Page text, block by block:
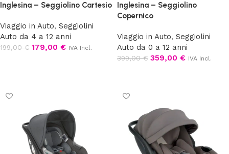
Inglesina – Seggiolino Cartesio
Viaggio in Auto, Seggiolini
Auto da 4 a 12 anni
199,00€ 179,00 € IVA Incl.
Inglesina – Seggiolino
Copernico
Viaggio in Auto, Seggiolini
Auto da 0 a 12 anni
399,00€ 359,00 € IVA Incl.